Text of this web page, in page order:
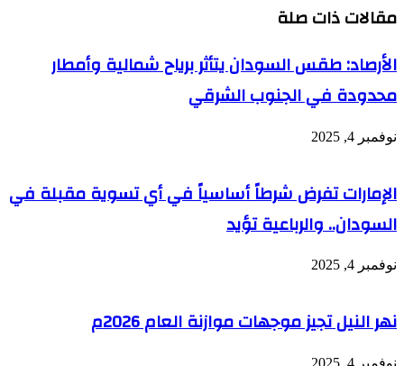
مقالات ذات صلة
الأرصاد: طقس السودان يتأثر برياح شمالية وأمطار
محدودة في الجنوب الشرقي
نوفمبر 4, 2025
الإمارات تفرض شرطاً أساسياً في أي تسوية مقبلة في
السودان.. والرباعية تؤيد
نوفمبر 4, 2025
نهر النيل تجيز موجهات موازنة العام 2026م
نوفمبر 4, 2025